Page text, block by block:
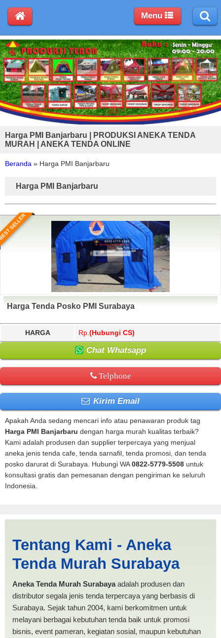
Harga PMI Banjarbaru | PRODUKSI ANEKA TENDA
MURAH | ANEKA TENDA ONLINE
Beranda » Harga PMI Banjarbaru
Harga PMI Banjarbaru
SELLER
Harga Tenda Posko PMI Surabaya
HARGA Rp. (Hubungi CS)
Chat Whatsapp
Telphone
Kirim Email
Apakah Anda sedang mencari info atau penawaran produk tag
Harga PMI Banjarbaru dengan harga murah kualitas terbaik?
Kami adalah produsen dan supplier terpercaya yang menjual
aneka jenis tenda cafe, tenda sarnafil, tenda promosi, dan tenda
posko darurat di Surabaya. Hubungi WA0822-5779-5508 untuk
konsultasi gratis dan pemesanan dengan pengiriman ke seluruh
Indonesia.
PRODUKSI ANEKA TENDA
MURAH
Tentang Kami - Aneka
Tenda Murah Surabaya
Aneka Tenda Murah Surabayaadalah produsen dan
distributor segala jenis tenda terpercaya yang berbasis di
Surabaya. Sejak tahun 2004, kami berkomitmen untuk
melayani berbagai kebutuhan tenda baik untuk promosi
bisnis, event pameran, kegiatan sosial, maupun kebutuhan
Menu